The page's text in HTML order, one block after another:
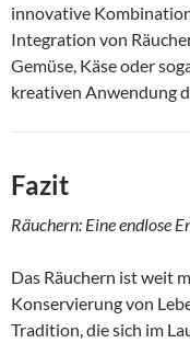
innovative
Integration von
Gemüse, Käse oder
kreativen Anwendung
Fazit
Räuchern: Eine endlose
Das Räuchern ist weit
Konservierung von
Tradition, die sich im